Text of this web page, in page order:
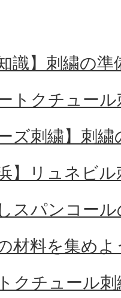
知識】刺繍の
ートクチュー
ーズ刺繍】刺
浜】リュネビ
スパンコー
材料を集めよ
クチュール